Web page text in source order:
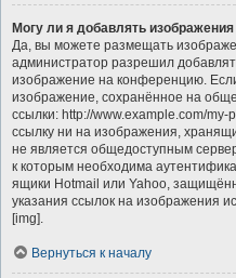
Могу ли я добавлять
Да, вы можете размещать
администратор разрешил
изображение на конференцию.
изображение, сохранённое на
ссылки: http://www.example.com/
ссылку ни на изображения,
не является общедоступным
к которым необходима
ящики Hotmail или Yahoo,
указания ссылок на изображения
[img].
Вернуться к началу